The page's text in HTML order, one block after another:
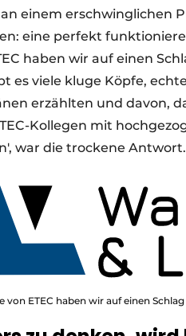
einem erschwinglichen
eine perfekt
haben wir auf einen
es viele kluge Köpfe,
erzählten und davon,
Kollegen mit
war die trockene
von ETEC haben wir auf einen